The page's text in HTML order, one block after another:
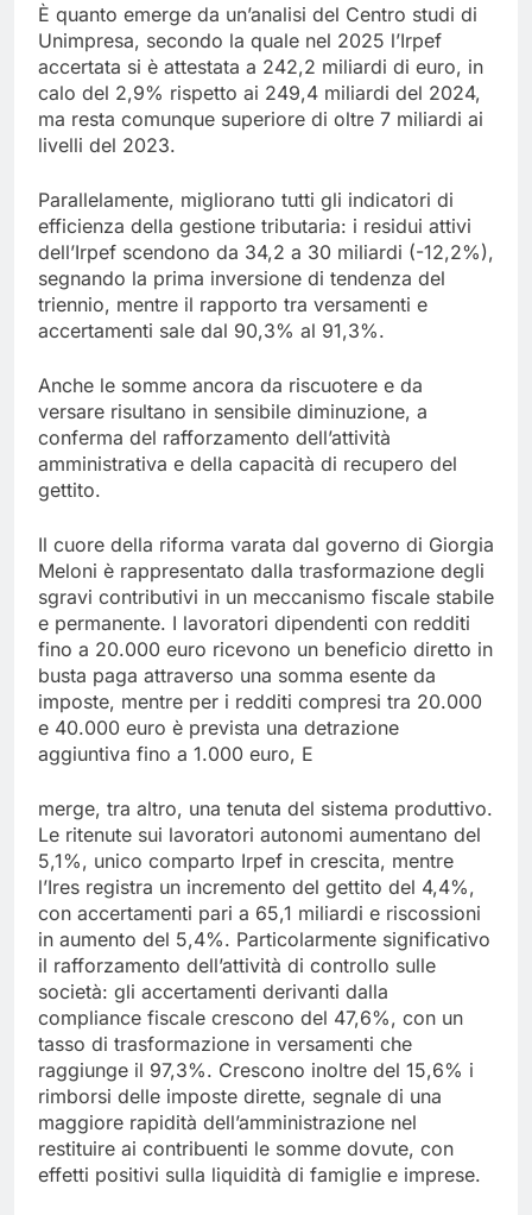
È quanto emerge da un’analisi del Centro studi di
Unimpresa, secondo la quale nel 2025 l’Irpef
accertata si è attestata a 242,2 miliardi di euro, in
calo del 2,9% rispetto ai 249,4 miliardi del 2024,
ma resta comunque superiore di oltre 7 miliardi ai
livelli del 2023.
Parallelamente, migliorano tutti gli indicatori di
efficienza della gestione tributaria: i residui attivi
dell’Irpef scendono da 34,2 a 30 miliardi (-12,2%),
segnando la prima inversione di tendenza del
triennio, mentre il rapporto tra versamenti e
accertamenti sale dal 90,3% al 91,3%.
Anche le somme ancora da riscuotere e da
versare risultano in sensibile diminuzione, a
conferma del rafforzamento dell’attività
amministrativa e della capacità di recupero del
gettito.
Il cuore della riforma varata dal governo di Giorgia
Meloni è rappresentato dalla trasformazione degli
sgravi contributivi in un meccanismo fiscale stabile
e permanente. I lavoratori dipendenti con redditi
fino a 20.000 euro ricevono un beneficio diretto in
busta paga attraverso una somma esente da
imposte, mentre per i redditi compresi tra 20.000
e 40.000 euro è prevista una detrazione
aggiuntiva fino a 1.000 euro, E
merge, tra altro, una tenuta del sistema produttivo.
Le ritenute sui lavoratori autonomi aumentano del
5,1%, unico comparto Irpef in crescita, mentre
l’Ires registra un incremento del gettito del 4,4%,
con accertamenti pari a 65,1 miliardi e riscossioni
in aumento del 5,4%. Particolarmente significativo
il rafforzamento dell’attività di controllo sulle
società: gli accertamenti derivanti dalla
compliance fiscale crescono del 47,6%, con un
tasso di trasformazione in versamenti che
raggiunge il 97,3%. Crescono inoltre del 15,6% i
rimborsi delle imposte dirette, segnale di una
maggiore rapidità dell’amministrazione nel
restituire ai contribuenti le somme dovute, con
effetti positivi sulla liquidità di famiglie e imprese.